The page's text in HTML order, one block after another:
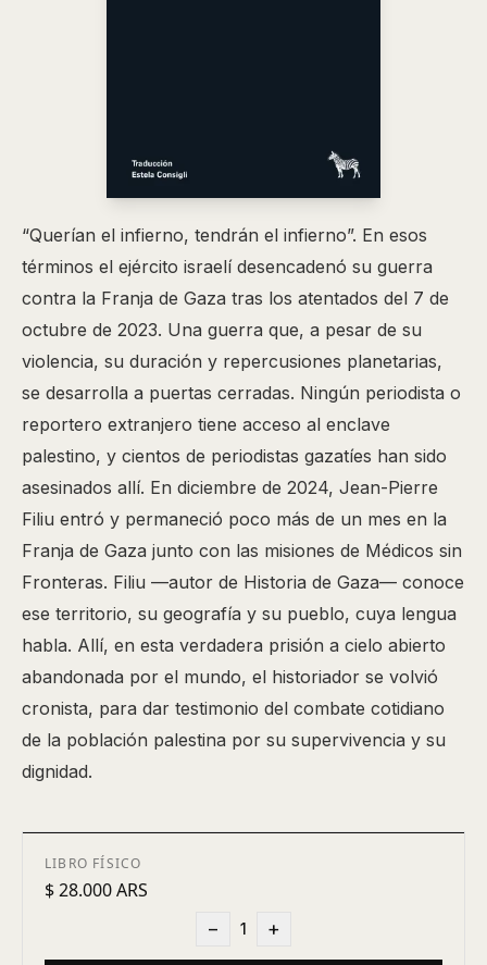
“Querían el infierno, tendrán el infierno”. En esos
términos el ejército israelí desencadenó su guerra
contra la Franja de Gaza tras los atentados del 7 de
octubre de 2023. Una guerra que, a pesar de su
violencia, su duración y repercusiones planetarias,
se desarrolla a puertas cerradas. Ningún periodista o
reportero extranjero tiene acceso al enclave
palestino, y cientos de periodistas gazatíes han sido
asesinados allí. En diciembre de 2024, Jean-Pierre
Filiu entró y permaneció poco más de un mes en la
Franja de Gaza junto con las misiones de Médicos sin
Fronteras. Filiu —autor de Historia de Gaza— conoce
ese territorio, su geografía y su pueblo, cuya lengua
habla. Allí, en esta verdadera prisión a cielo abierto
abandonada por el mundo, el historiador se volvió
cronista, para dar testimonio del combate cotidiano
de la población palestina por su supervivencia y su
dignidad.
LIBRO FÍSICO
$ 28.000 ARS
− 1 +